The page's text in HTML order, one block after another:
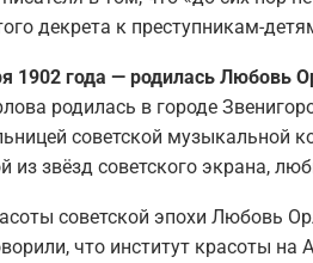
декрета к преступникам-
1902 года — родилась Любовь
родилась в городе
советской музыкальной
из звёзд советского экрана,
советской эпохи Любовь
что институт красоты